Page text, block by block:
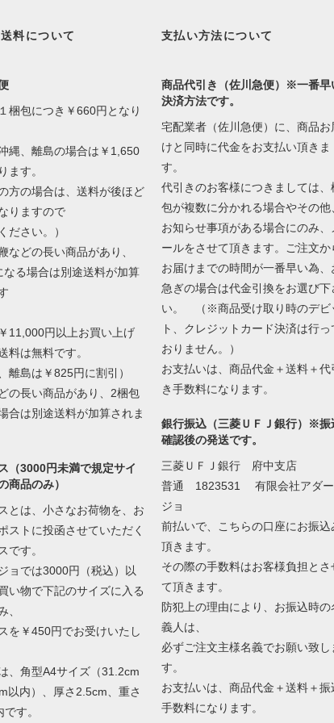
料について
梱包につき￥660円となり
縄、離島の場合は￥1,650
ます。
の方の場合は、送料が後ほど
りますので
ださい。）
などの長い商品があり、
なる場合は別途送料が加算
11,000円以上お買い上げ
料は無料です。
離島は￥825円に割引）
どの長い商品があり、2梱包
合は別途送料が加算されま
（3000円未満で規定サイ
商品のみ）
とは、小さなお荷物を、お
ストに投函させていただく
です。
ョでは3000円（税込）以
い物で下記のサイズに入る
、
を￥450円でお受けいたし
、角型A4サイズ（31.2cm
以内）、厚さ2.5cm、重さ
す。
支払い方法について
商品代引き（佐川急便）※一番早
決済方法です。
宅配業者（佐川急便）に、商品お
けと同時に代金をお支払い頂きま
す。
代引きのお客様につきましては、
包が複数に分かれる場合やその他
お知らせ事項がある場合にのみ、
ールをさせて頂きます。ご注文か
お届けまでの時間が一番早い為、
急ぎの場合は代金引換をお選び下
い。 （※商品受け取り時のデビ
ト、クレジットカード決済は行っ
おりません。）
お支払いは、商品代金＋送料＋代
き手数料になります。
銀行振込（三菱ＵＦＪ銀行）※振
確認後の発送です。
三菱ＵＦＪ銀行 府中支店
普通 1823531 有限会社アダー
ジョ
前払いで、こちらの口座にお振込
頂きます。
その際の手数料はお客様負担とさ
て頂きます。
防犯上の理由により、お振込時の
義人は、
必ずご注文主様名義でお願い致し
す。
お支払いは、商品代金＋送料＋振
手数料になります。